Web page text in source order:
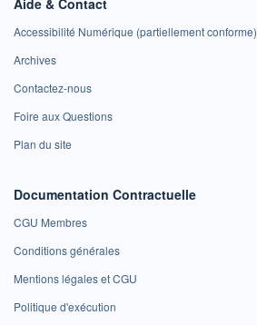
Accessibilité Numérique (partiellement conforme)
Archives
Contactez-nous
Foire aux Questions
Plan du site
Documentation Contractuelle
CGU Membres
Conditions générales
Mentions légales et CGU
Politique d'exécution